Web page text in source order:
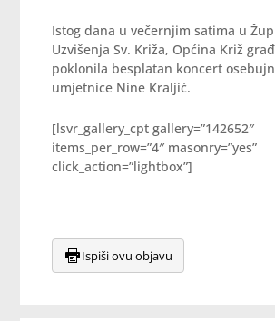
Istog dana u večernjim satima u
Uzvišenja Sv. Križa, Općina Križ
poklonila besplatan koncert
umjetnice Nine Kraljić.
[lsvr_gallery_cpt gallery=”142652″
items_per_row=”4″ masonry=”yes”
click_action=”lightbox”]
Ispiši ovu objavu